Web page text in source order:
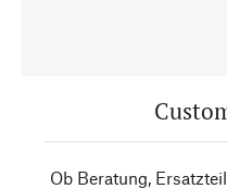
Ob Beratung,